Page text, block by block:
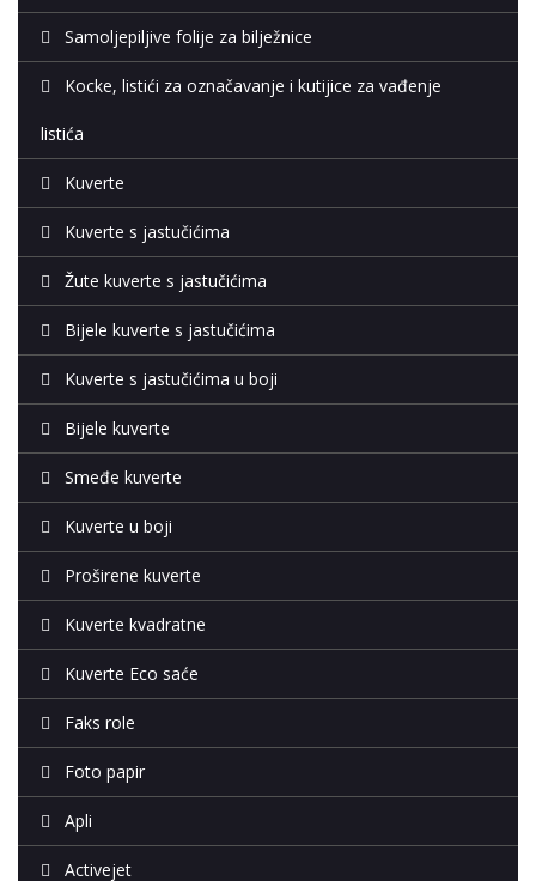
Samoljepiljive folije za bilježnice
Kocke, listići za označavanje i kutijice za vađenje
listića
Kuverte
Kuverte s jastučićima
Žute kuverte s jastučićima
Bijele kuverte s jastučićima
Kuverte s jastučićima u boji
Bijele kuverte
Smeđe kuverte
Kuverte u boji
Proširene kuverte
Kuverte kvadratne
Kuverte Eco saće
Faks role
Foto papir
Apli
Activejet